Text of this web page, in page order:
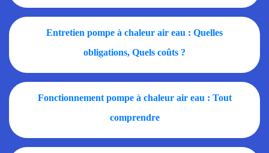
Entretien pompe à chaleur air eau : Quelles
obligations, Quels coûts ?
Fonctionnement pompe à chaleur air eau : Tout
comprendre